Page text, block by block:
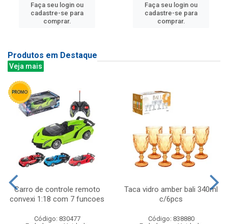
Faça seu login ou
cadastre-se para
comprar.
Faça seu login ou
cadastre-se para
comprar.
Produtos em Destaque
Veja mais
Carro de controle remoto
convexi 1:18 com 7 funcoes
Código: 830477
Taca vidro amber bali 340ml
c/6pcs
Código: 838880